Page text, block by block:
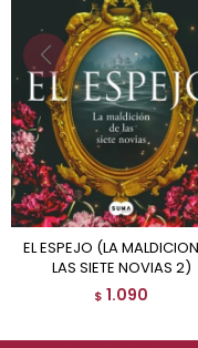
EL ESPEJO (LA MALDICION DE
LAS SIETE NOVIAS 2)
$ 1.090